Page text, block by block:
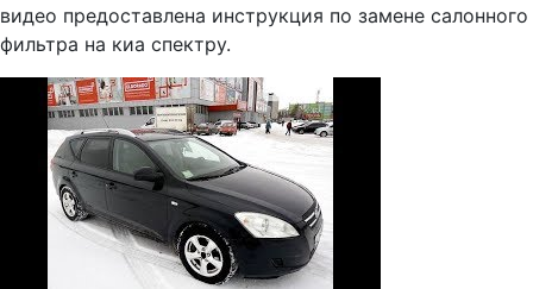
видео предоставлена инструкция по замене салонного
фильтра на киа спектру.